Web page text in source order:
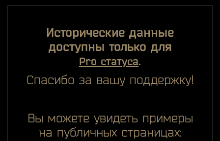
Исторические данные
доступны только для
Pro статуса.
Спасибо за вашу поддержку!
Вы можете увидеть примеры
на публичных страницах: